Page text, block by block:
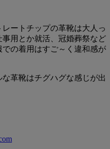
ートチップの革靴は大人っ
用とか就活、冠婚葬祭など
の着用はすご～く違和感が
革靴はチグハグな感じが出